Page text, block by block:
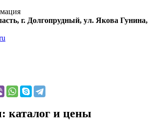
г. Долгопрудный, ул. Якова Гунина,
каталог и цены